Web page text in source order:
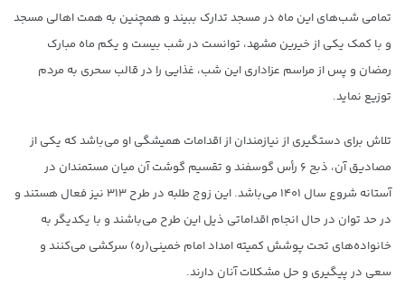
تمامی شب‌های این ماه در مسجد تدارک ببیند و همچنین به همت اهالی مسجد
و با کمک یکی از خیرین مشهد، توانست در شب بیست و یکم ماه مبارک
رمضان و پس از مراسم عزاداری این شب، غذایی را در قالب سحری به مردم
توزیع نماید.
تلاش برای دستگیری از نیازمندان از اقدامات همیشگی او می‌باشد که یکی از
مصادیق آن، ذبح ۶ رأس گوسفند و تقسیم گوشت آن میان مستمندان در
آستانه شروع سال ۱۴۰۱ می‌باشد. این زوج طلبه در طرح ۳۱۳ نیز فعال هستند و
در حد توان در حال انجام اقداماتی ذیل این طرح می‌باشند و با یکدیگر به
خانواده‌های تحت پوشش کمیته امداد امام خمینی(ره) سرکشی می‌کنند و
سعی در پیگیری و حل مشکلات آنان دارند.